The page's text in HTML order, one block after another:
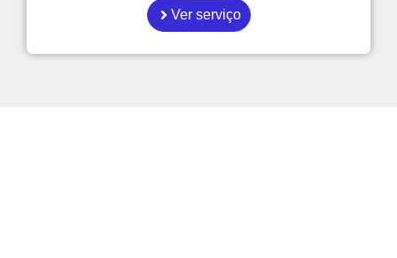
Ver serviço